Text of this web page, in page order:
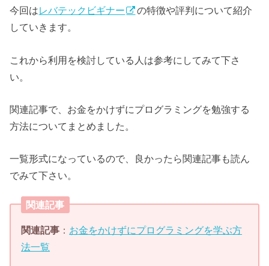
今回はレバテックビギナー
の特徴や評判について紹介
していきます。
これから利用を検討している人は参考にしてみて下さ
い。
関連記事で、お金をかけずにプログラミングを勉強する
方法についてまとめました。
一覧形式になっているので、良かったら関連記事も読ん
でみて下さい。
関連記事
関連記事 ： お金をかけずにプログラミングを学ぶ方
法一覧